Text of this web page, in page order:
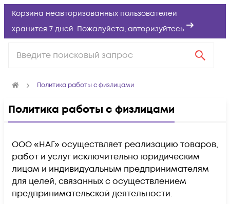
Корзина неавторизованных пользователей
хранится 7 дней. Пожалуйста, авторизуйтесь
Политика работы с физлицами
Политика работы с физлицами
ООО «НАГ» осуществляет реализацию товаров,
работ и услуг исключительно юридическим
лицам и индивидуальным предпринимателям
для целей, связанных с осуществлением
предпринимательской деятельности.